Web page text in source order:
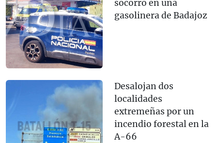
socorro en una
gasolinera de Badajoz
Desalojan dos
localidades
extremeñas por un
incendio forestal en la
A-66